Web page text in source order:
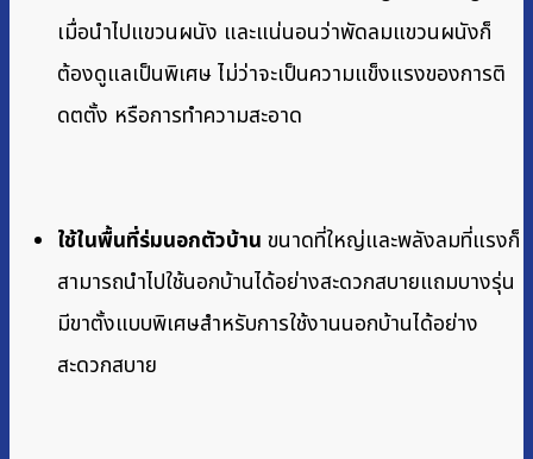
เมื่อนำไปแขวนผนัง และแน่นอนว่าพัดลมแขวนผนังก็
ต้องดูแลเป็นพิเศษ ไม่ว่าจะเป็นความแข็งแรงของการติ
ดตตั้ง หรือการทำความสะอาด
ใช้ในพื้นที่ร่มนอกตัวบ้าน ขนาดที่ใหญ่และพลังลมที่แรงก็
สามารถนำไปใช้นอกบ้านได้อย่างสะดวกสบายแถมบางรุ่น
มีขาตั้งแบบพิเศษสำหรับการใช้งานนอกบ้านได้อย่าง
สะดวกสบาย